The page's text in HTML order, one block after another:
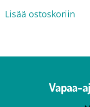
Lisää ostoskoriin
Vapaa-